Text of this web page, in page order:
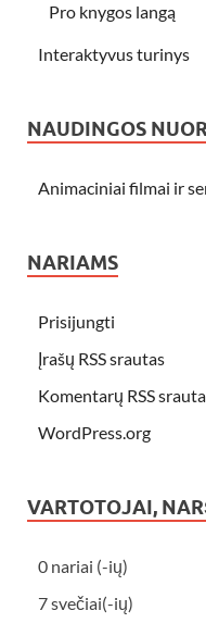
Pro knygos langą
Interaktyvus turinys
NAUDINGOS
Animaciniai filmai ir
NARIAMS
Prisijungti
Įrašų RSS srautas
Komentarų RSS
WordPress.org
VARTOTOJAI,
0 nariai (-ių)
7 svečiai(-ių)